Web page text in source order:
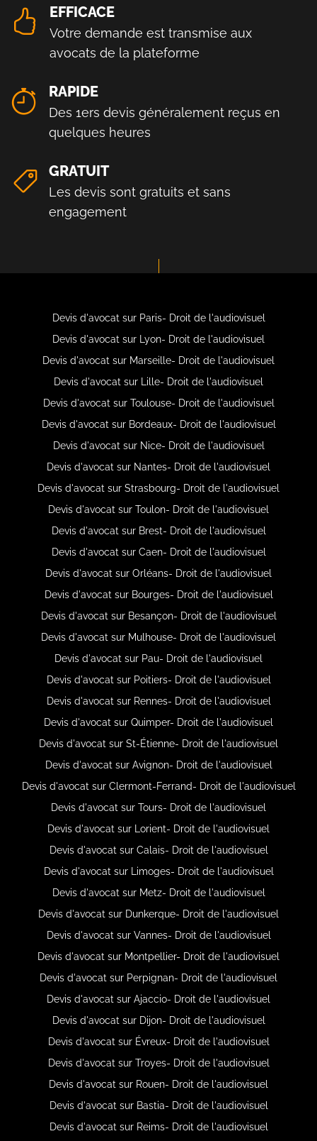
EFFICACE
Votre demande est transmise aux
avocats de la plateforme
RAPIDE
Des 1ers devis généralement reçus en
quelques heures
GRATUIT
Les devis sont gratuits et sans
engagement
Devis d'avocat sur Paris- Droit de l'audiovisuel
Devis d'avocat sur Lyon- Droit de l'audiovisuel
Devis d'avocat sur Marseille- Droit de l'audiovisuel
Devis d'avocat sur Lille- Droit de l'audiovisuel
Devis d'avocat sur Toulouse- Droit de l'audiovisuel
Devis d'avocat sur Bordeaux- Droit de l'audiovisuel
Devis d'avocat sur Nice- Droit de l'audiovisuel
Devis d'avocat sur Nantes- Droit de l'audiovisuel
Devis d'avocat sur Strasbourg- Droit de l'audiovisuel
Devis d'avocat sur Toulon- Droit de l'audiovisuel
Devis d'avocat sur Brest- Droit de l'audiovisuel
Devis d'avocat sur Caen- Droit de l'audiovisuel
Devis d'avocat sur Orléans- Droit de l'audiovisuel
Devis d'avocat sur Bourges- Droit de l'audiovisuel
Devis d'avocat sur Besançon- Droit de l'audiovisuel
Devis d'avocat sur Mulhouse- Droit de l'audiovisuel
Devis d'avocat sur Pau- Droit de l'audiovisuel
Devis d'avocat sur Poitiers- Droit de l'audiovisuel
Devis d'avocat sur Rennes- Droit de l'audiovisuel
Devis d'avocat sur Quimper- Droit de l'audiovisuel
Devis d'avocat sur St-Étienne- Droit de l'audiovisuel
Devis d'avocat sur Avignon- Droit de l'audiovisuel
Devis d'avocat sur Clermont-Ferrand- Droit de l'audiovisuel
Devis d'avocat sur Tours- Droit de l'audiovisuel
Devis d'avocat sur Lorient- Droit de l'audiovisuel
Devis d'avocat sur Calais- Droit de l'audiovisuel
Devis d'avocat sur Limoges- Droit de l'audiovisuel
Devis d'avocat sur Metz- Droit de l'audiovisuel
Devis d'avocat sur Dunkerque- Droit de l'audiovisuel
Devis d'avocat sur Vannes- Droit de l'audiovisuel
Devis d'avocat sur Montpellier- Droit de l'audiovisuel
Devis d'avocat sur Perpignan- Droit de l'audiovisuel
Devis d'avocat sur Ajaccio- Droit de l'audiovisuel
Devis d'avocat sur Dijon- Droit de l'audiovisuel
Devis d'avocat sur Évreux- Droit de l'audiovisuel
Devis d'avocat sur Troyes- Droit de l'audiovisuel
Devis d'avocat sur Rouen- Droit de l'audiovisuel
Devis d'avocat sur Bastia- Droit de l'audiovisuel
Devis d'avocat sur Reims- Droit de l'audiovisuel